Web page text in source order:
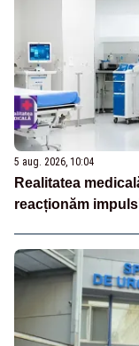
5 aug. 2026, 10:04
Realitatea
reacționăm